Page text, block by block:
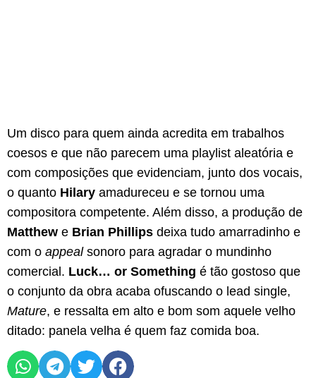
Um disco para quem ainda acredita em trabalhos
coesos e que não parecem uma playlist aleatória e
com composições que evidenciam, junto dos vocais,
o quanto Hilary amadureceu e se tornou uma
compositora competente. Além disso, a produção de
Matthew e Brian Phillips deixa tudo amarradinho e
com o appealsonoro para agradar o mundinho
comercial. Luck… or Something é tão gostoso que
o conjunto da obra acaba ofuscando o lead single,
Mature, e ressalta em alto e bom som aquele velho
ditado: panela velha é quem faz comida boa.